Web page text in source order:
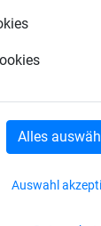
Auswahl
Alles